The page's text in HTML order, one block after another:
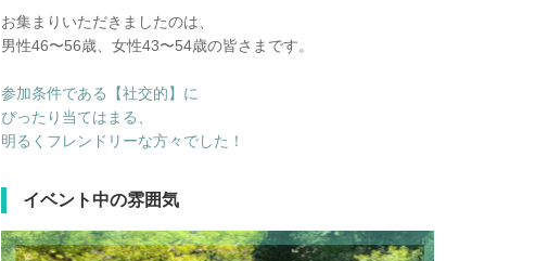
お集まりいただきましたのは、
男性46〜56歳、女性43〜54歳の皆さまです。
参加条件である【社交的】に
ぴったり当てはまる、
明るくフレンドリーな方々でした！
イベント中の雰囲気